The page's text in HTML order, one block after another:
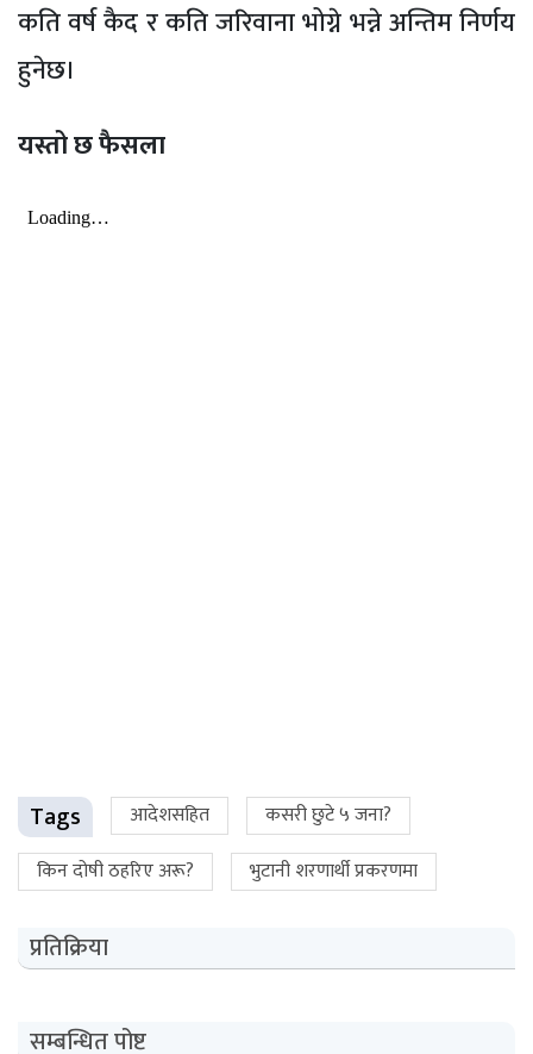
कति वर्ष कैद र कति जरिवाना भोग्ने भन्ने अन्तिम निर्णय
हुनेछ।
यस्तो छ फैसला
Tags आदेशसहित
कसरी छुटे ५ जना?
किन दोषी ठहरिए अरू?
भुटानी शरणार्थी प्रकरणमा
प्रतिक्रिया
सम्बन्धित पोष्ट